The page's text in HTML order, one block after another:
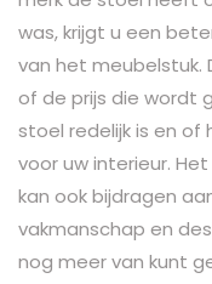
was, krijgt u een
van het meubelstuk.
of de prijs die wordt
stoel redelijk is en of
voor uw interieur.
kan ook bijdragen
vakmanschap en
nog meer van kunt